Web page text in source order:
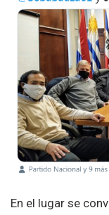
En el lugar se